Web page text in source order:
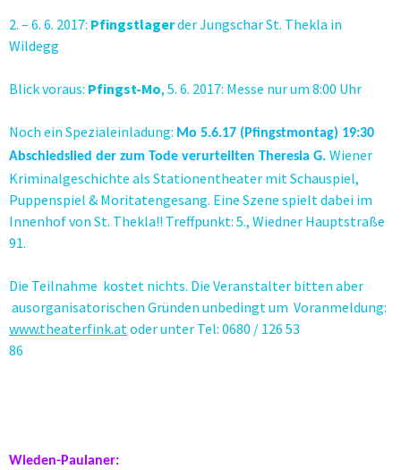
2. – 6. 6. 2017: Pfingstlagerder Jungschar St. Thekla in
Wildegg
Blick voraus: Pfingst-Mo, 5. 6. 2017: Messe nur um 8:00 Uhr
Noch ein Spezialeinladung: Mo 5.6.17 (Pfingstmontag) 19:30
Abschiedslied der zum Tode verurteilten Theresia G. Wiener
Kriminalgeschichte als Stationentheater mit Schauspiel,
Puppenspiel & Moritatengesang. Eine Szene spielt dabei im
Innenhof von St. Thekla!! Treffpunkt: 5., Wiedner Hauptstraße
91.
Die Teilnahme kostet nichts. Die Veranstalter bitten aber
ausorganisatorischen Gründen unbedingt um Voranmeldung:
www.theaterfink.atoder unter Tel: 0680 / 126 53
86
Wieden-Paulaner: